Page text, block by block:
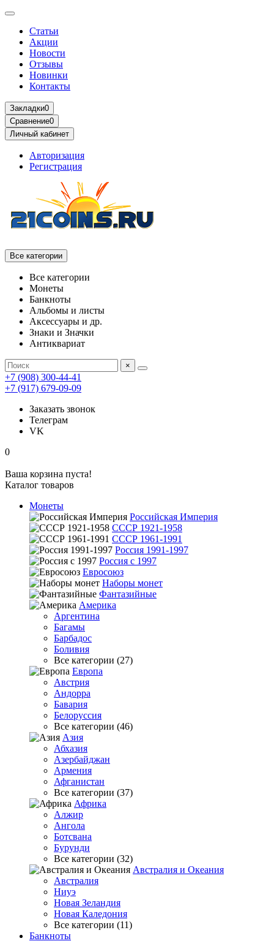
Статьи
Акции
Новости
Отзывы
Новинки
Контакты
Закладки0
Сравнение0
Личный кабинет
Авторизация
Регистрация
Все категории
Все категории
Монеты
Банкноты
Альбомы и листы
Аксессуары и др.
Знаки и Значки
Антиквариат
×
+7 (908) 300-44-41
+7 (917) 679-09-09
Заказать звонок
Телеграм
VK
0
Ваша корзина пуста!
Каталог товаров
Монеты
Российская Империя
СССР 1921-1958
СССР 1961-1991
Россия 1991-1997
Россия с 1997
Евросоюз
Наборы монет
Фантазийные
Америка
Аргентина
Багамы
Барбадос
Боливия
Все категории (27)
Европа
Австрия
Андорра
Бавария
Белоруссия
Все категории (46)
Азия
Абхазия
Азербайджан
Армения
Афганистан
Все категории (37)
Африка
Алжир
Ангола
Ботсвана
Бурунди
Все категории (32)
Австралия и Океания
Австралия
Ниуэ
Новая Зеландия
Новая Каледония
Все категории (11)
Банкноты